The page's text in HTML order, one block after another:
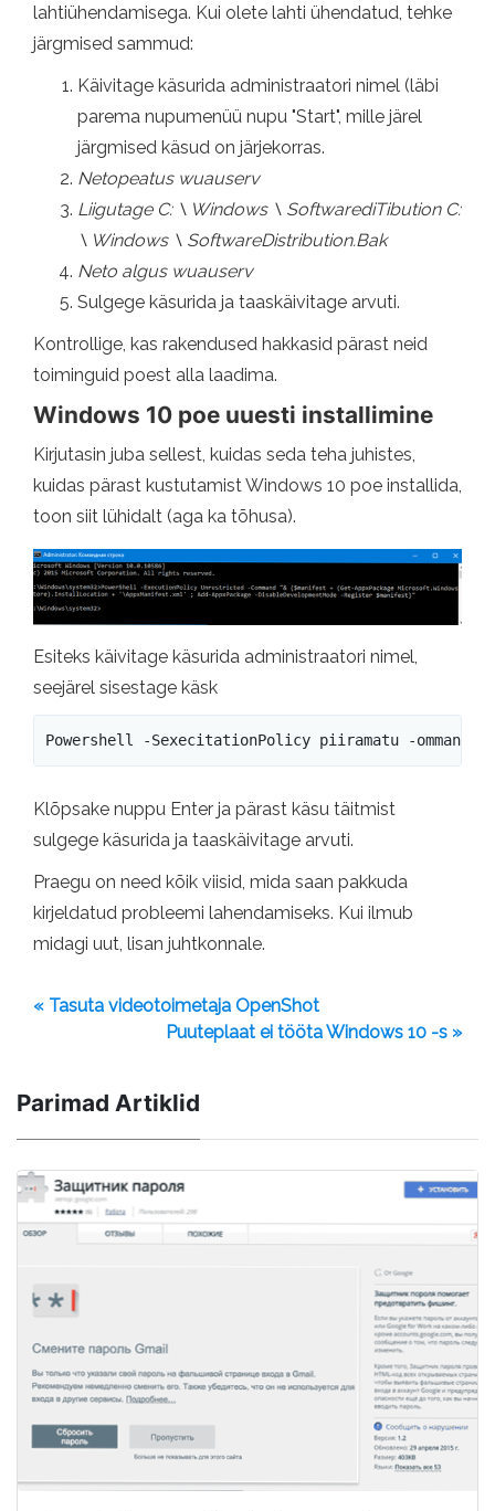
lahtiühendamisega. Kui olete lahti ühendatud, tehke
järgmised sammud:
Käivitage käsurida administraatori nimel (läbi
parema nupumenüü nupu "Start", mille järel
järgmised käsud on järjekorras.
Netopeatus wuauserv
Liigutage C: \ Windows \ SoftwarediTibution C:
\ Windows \ SoftwareDistribution.Bak
Neto algus wuauserv
Sulgege käsurida ja taaskäivitage arvuti.
Kontrollige, kas rakendused hakkasid pärast neid
toiminguid poest alla laadima.
Windows 10 poe uuesti installimine
Kirjutasin juba sellest, kuidas seda teha juhistes,
kuidas pärast kustutamist Windows 10 poe installida,
toon siit lühidalt (aga ka tõhusa).
Esiteks käivitage käsurida administraatori nimel,
seejärel sisestage käsk
Powershell -SexecitationPolicy piiramatu -ommand
Klõpsake nuppu Enter ja pärast käsu täitmist
sulgege käsurida ja taaskäivitage arvuti.
Praegu on need kõik viisid, mida saan pakkuda
kirjeldatud probleemi lahendamiseks. Kui ilmub
midagi uut, lisan juhtkonnale.
« Tasuta videotoimetaja OpenShot
Puuteplaat ei tööta Windows 10 -s »
Parimad Artiklid